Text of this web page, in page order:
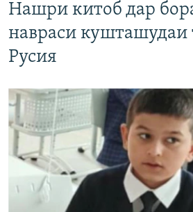
Нашри китоб дар
навраси кушташудаи
Русия